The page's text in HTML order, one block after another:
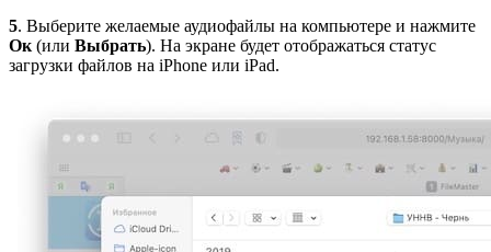
5. Выберите желаемые аудиофайлы на компьютере и нажмите
Ок (или Выбрать). На экране будет отображаться статус
загрузки файлов на iPhone или iPad.